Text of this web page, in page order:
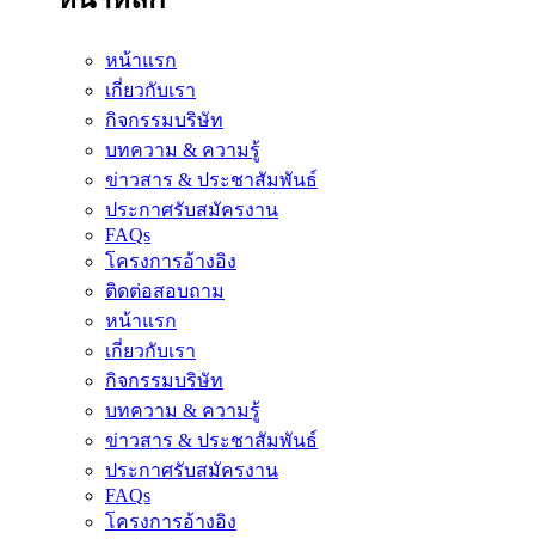
หน้าแรก
เกี่ยวกับเรา
กิจกรรมบริษัท
บทความ & ความรู้
ข่าวสาร & ประชาสัมพันธ์
ประกาศรับสมัครงาน
FAQs
โครงการอ้างอิง
ติดต่อสอบถาม
หน้าแรก
เกี่ยวกับเรา
กิจกรรมบริษัท
บทความ & ความรู้
ข่าวสาร & ประชาสัมพันธ์
ประกาศรับสมัครงาน
FAQs
โครงการอ้างอิง